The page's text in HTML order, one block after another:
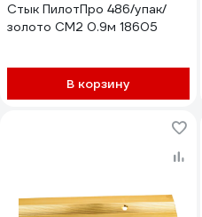
Стык ПилотПро 486/упак/
золото СМ2 0.9м 18605
В корзину